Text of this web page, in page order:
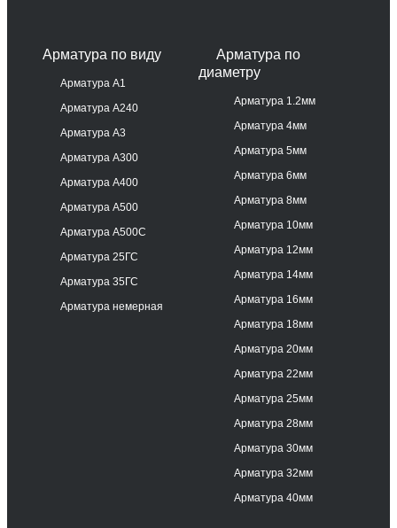
Арматура по виду
Арматура А1
Арматура А240
Арматура А3
Арматура А300
Арматура А400
Арматура А500
Арматура А500С
Арматура 25ГС
Арматура 35ГС
Арматура немерная
Арматура по
диаметру
Арматура 1.2мм
Арматура 4мм
Арматура 5мм
Арматура 6мм
Арматура 8мм
Арматура 10мм
Арматура 12мм
Арматура 14мм
Арматура 16мм
Арматура 18мм
Арматура 20мм
Арматура 22мм
Арматура 25мм
Арматура 28мм
Арматура 30мм
Арматура 32мм
Арматура 40мм